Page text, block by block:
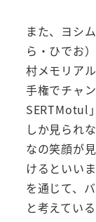
また、ヨシ
ら・ひでお
村メモリア
手権でチャ
SERTMotul
しか見られ
なの笑顔が
けるといい
を通じて、
と考えてい